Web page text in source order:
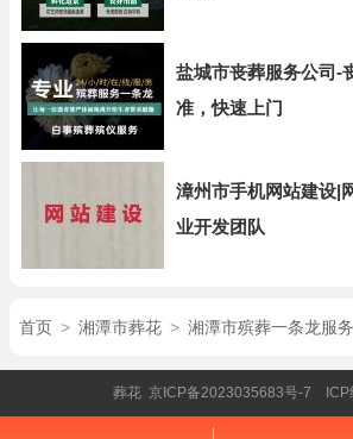
盐城市丧葬服务公司-
准，快速上门
漳州市手机网站建设|
业开发团队
首页 > 湘潭市葬花 > 湘潭市殡葬一条龙服务
葬花 京ICP备2023035683号-7